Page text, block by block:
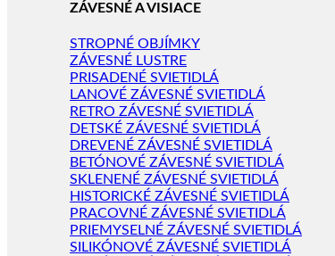
ZÁVESNÉ A VISIACE
STROPNÉ OBJÍMKY
ZÁVESNÉ LUSTRE
PRISADENÉ SVIETIDLÁ
LANOVÉ ZÁVESNÉ SVIETIDLÁ
RETRO ZÁVESNÉ SVIETIDLÁ
DETSKÉ ZÁVESNÉ SVIETIDLÁ
DREVENÉ ZÁVESNÉ SVIETIDLÁ
BETÓNOVÉ ZÁVESNÉ SVIETIDLÁ
SKLENENÉ ZÁVESNÉ SVIETIDLÁ
HISTORICKÉ ZÁVESNÉ SVIETIDLÁ
PRACOVNÉ ZÁVESNÉ SVIETIDLÁ
PRIEMYSELNÉ ZÁVESNÉ SVIETIDLÁ
SILIKÓNOVÉ ZÁVESNÉ SVIETIDLÁ